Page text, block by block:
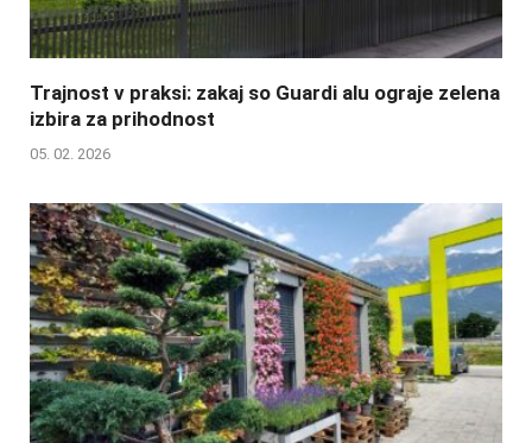
Trajnost v praksi: zakaj so Guardi alu ograje zelena
izbira za prihodnost
05. 02. 2026